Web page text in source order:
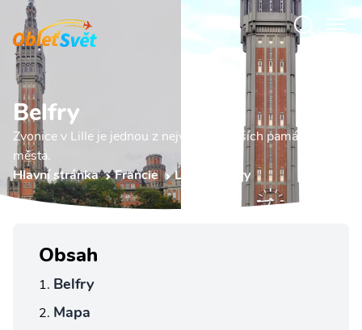
Belfry
Zvonice v Lille je jednou z nejvýznamnějších památek
města.
Hlavní stránka
Francie Lille Belfry
Obsah
Belfry
Mapa